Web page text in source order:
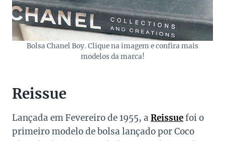
Bolsa Chanel Boy. Clique na imagem e confira mais
modelos da marca!
Reissue
Lançada em Fevereiro de 1955, a Reissuefoi o
primeiro modelo de bolsa lançado por Coco